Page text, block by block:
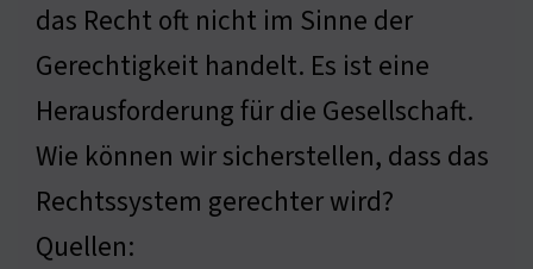
das Recht oft nicht im Sinne der
Gerechtigkeit handelt. Es ist eine
Herausforderung für die Gesellschaft.
Wie können wir sicherstellen, dass das
Rechtssystem gerechter wird?
Quellen: